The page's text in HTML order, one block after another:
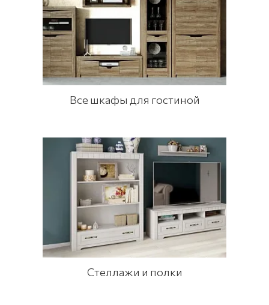
Все шкафы для гостиной
Стеллажи и полки